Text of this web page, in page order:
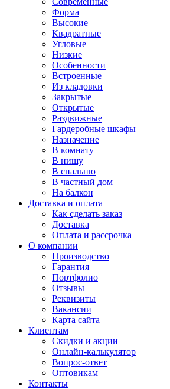
Форма
Высокие
Квадратные
Угловые
Низкие
Особенности
Встроенные
Из кладовки
Закрытые
Открытые
Раздвижные
Гардеробные шкафы
Назначение
В комнату
В нишу
В спальню
В частный дом
На балкон
Доставка и оплата
Как сделать заказ
Доставка
Оплата и рассрочка
О компании
Производство
Гарантия
Портфолио
Отзывы
Реквизиты
Вакансии
Карта сайта
Клиентам
Скидки и акции
Онлайн-калькулятор
Вопрос-ответ
Оптовикам
Контакты